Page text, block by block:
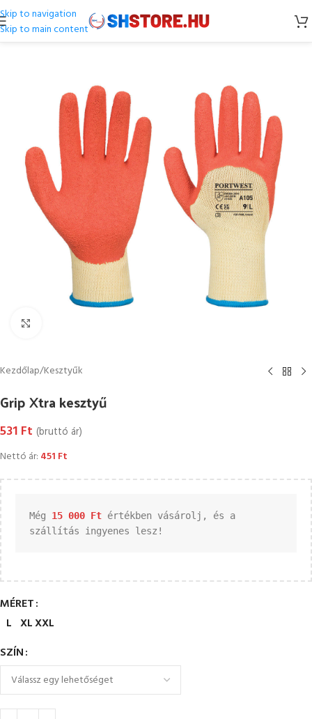
Skip to navigation
Skip to main content
Kezdőlap/Kesztyűk
Grip Xtra kesztyű
531 Ft (bruttó ár)
Nettó ár: 451 Ft
Még 15 000 Ft értékben vásárolj, és a
szállítás ingyenes lesz!
MÉRET
L XLXXL
SZÍN